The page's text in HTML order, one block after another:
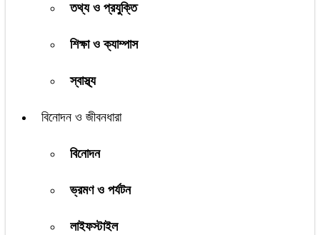
তথ্য ও প্রযুক্তি
শিক্ষা ও ক্যাম্পাস
স্বাস্থ্য
বিনোদন ও জীবনধারা
বিনোদন
ভ্রমণ ও পর্যটন
লাইফস্টাইল